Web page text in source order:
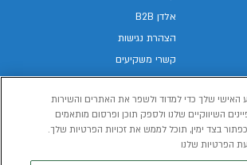
אלדן B2B
הצהרת נגישות
קשרי משקיעים
מפת האתר
מדיניות פרטיות
תנאי שימוש
האישי שלך כדי למדוד ולשפר את האתרים והשירות
השיווקיים שלנו ולספק תוכן ופרסום מותאמים
בצד ימין, תוכל לממש את זכויות הפרטיות שלך.
הפרטיות שלנו